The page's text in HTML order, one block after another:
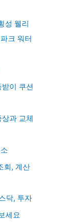
성 웰리
크 워터
이 쿠션
과 교체
회, 계산
닥, 투자
세요